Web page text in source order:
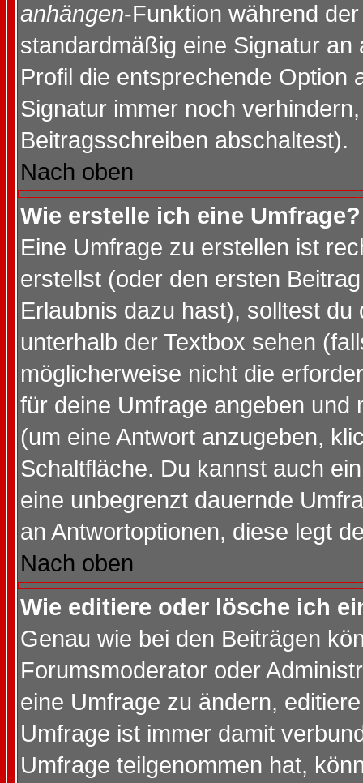
anhängen-Funktion während
standardmäßig eine Signatur
Profil die entsprechende Option
Signatur immer noch
Beitragsschreiben abschaltest).
Nach oben
Wie erstelle ich eine Umfrage?
Eine Umfrage zu erstellen ist
erstellst (oder den ersten
Erlaubnis dazu hast), solltest
unterhalb der Textbox sehen
möglicherweise nicht die
für deine Umfrage angeben und
(um eine Antwort anzugeben,
Schaltfläche. Du kannst auch
eine unbegrenzt dauernde
an Antwortoptionen, diese legt
Nach oben
Wie editiere oder lösche ich
Genau wie bei den Beiträgen
Forumsmoderator oder
eine Umfrage zu ändern,
Umfrage ist immer damit
Umfrage teilgenommen hat,